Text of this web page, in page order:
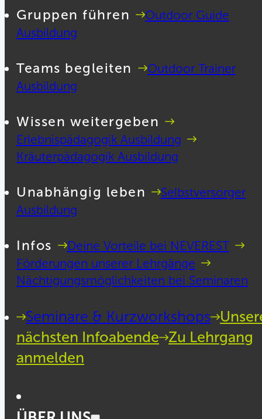
Gruppen führen
Outdoor Guide
Ausbildung
Teams begleiten
Outdoor Trainer
Ausbildung
Wissen weitergeben
Erlebnispädagogik Ausbildung
Kräuterpädagogik Ausbildung
Unabhängig leben
Selbstversorger
Ausbildung
Infos
Deine Vorteile bei NEVEREST
Förderungen unserer Lehrgänge
Nächtigungsmöglichkeiten bei Seminaren
Seminare & Kurzworkshops
nächsten Infoabende Zu Lehrgang
anmelden